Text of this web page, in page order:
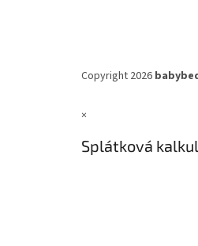
Copyright 2026
×
Splátková